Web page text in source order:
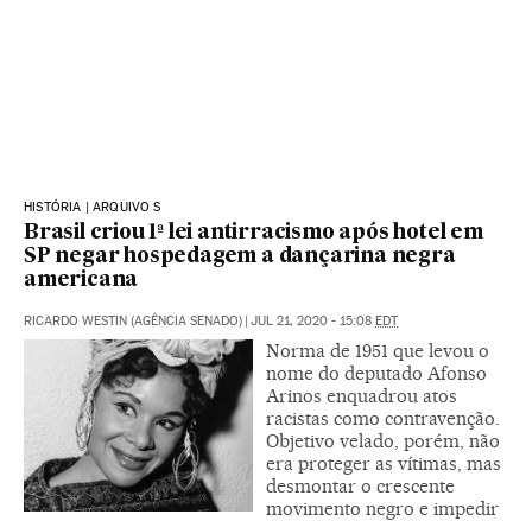
HISTÓRIA | ARQUIVO S
Brasil criou 1ª lei antirracismo após hotel em
SP negar hospedagem a dançarina negra
americana
RICARDO WESTIN (AGÊNCIA SENADO) | JUL 21, 2020 - 15:08 EDT
Norma de 1951 que levou o
nome do deputado Afonso
Arinos enquadrou atos
racistas como contravenção.
Objetivo velado, porém, não
era proteger as vítimas, mas
desmontar o crescente
movimento negro e impedir